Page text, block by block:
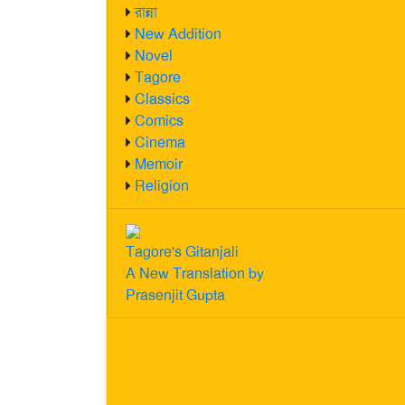
রান্না
New Addition
Novel
Tagore
Classics
Comics
Cinema
Memoir
Religion
Tagore's Gitanjali
A New Translation by
Prasenjit Gupta